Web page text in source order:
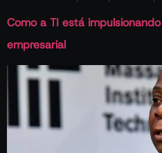
Como a TI está
empresarial